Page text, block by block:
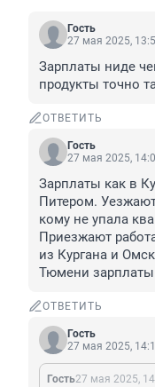
Гость
27 мая 2025,
Зарплаты ниде
продукты точно
ОТВЕТИТЬ
Гость
27 мая 2025,
Зарплаты как в
Питером. Уезжают
кому не упала
Приезжают
из Кургана и
Тюмени зарплаты
ОТВЕТИТЬ
Гость
27 мая 2025,
Гость27 мая 2025,